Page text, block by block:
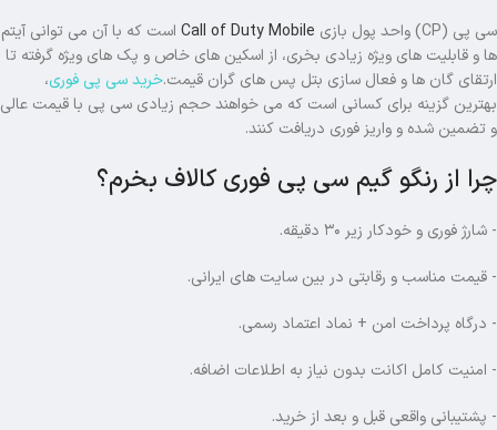
سی پی (CP) واحد پول بازی Call of Duty Mobile است که با آن می توانی آیتم
ها و قابلیت های ویژه زیادی بخری، از اسکین های خاص و پک های ویژه گرفته تا
ارتقای گان ها و فعال سازی بتل پس های گران قیمت.خرید سی پی فوری،
بهترین گزینه برای کسانی است که می خواهند حجم زیادی سی پی با قیمت عالی
و تضمین شده و واریز فوری دریافت کنند.
چرا از رنگو گیم سی پی فوری کالاف بخرم؟
- شارژ فوری و خودکار زیر ۳۰ دقیقه.
- قیمت مناسب و رقابتی در بین سایت های ایرانی.
- درگاه پرداخت امن + نماد اعتماد رسمی.
- امنیت کامل اکانت بدون نیاز به اطلاعات اضافه.
- پشتیبانی واقعی قبل و بعد از خرید.